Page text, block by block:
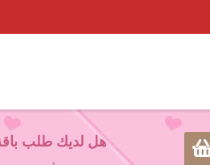
هل لديك طلب